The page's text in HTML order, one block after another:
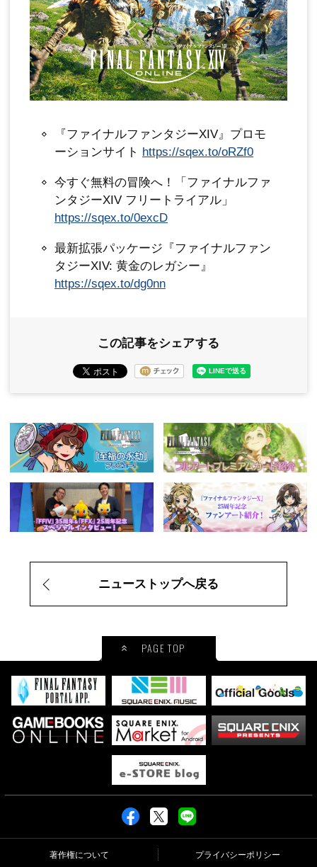
『ファイナルファンタジーXIV』プロモ
ーションサイト https://sqex.to/oRZf0
今すぐ無料の冒険へ！「ファイナルファ
ンタジーXIV フリートライアル」
https://sqex.to/0excD
最新拡張パッケージ『ファイナルファン
タジーXIV: 黄金のレガシー』
https://sqex.to/dg0nn
この記事をシェアする
ニューストップへ戻る
PAGE TOP
著作権について プライバシーポリシー